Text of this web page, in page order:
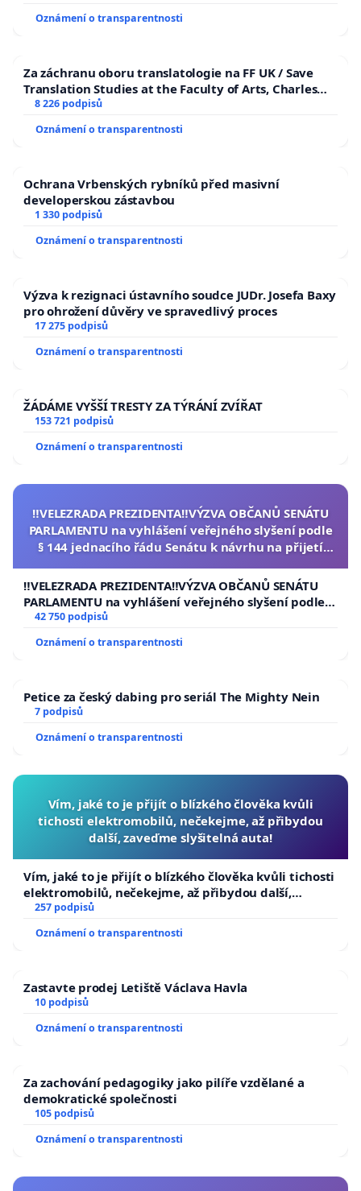
Oznámení o transparentnosti
Za záchranu oboru translatologie na FF UK / Save
Translation Studies at the Faculty of Arts, Charles
University
8 226 podpisů
Oznámení o transparentnosti
Ochrana Vrbenských rybníků před masivní
developerskou zástavbou
1 330 podpisů
Oznámení o transparentnosti
Výzva k rezignaci ústavního soudce JUDr. Josefa Baxy
pro ohrožení důvěry ve spravedlivý proces
17 275 podpisů
Oznámení o transparentnosti
ŽÁDÁME VYŠŠÍ TRESTY ZA TÝRÁNÍ ZVÍŘAT
153 721 podpisů
Oznámení o transparentnosti
‼️VELEZRADA PREZIDENTA‼️VÝZVA OBČANŮ SENÁTU
PARLAMENTU na vyhlášení veřejného slyšení podle
§ 144 jednacího řádu Senátu k návrhu na přijetí
republiky
‼️VELEZRADA PREZIDENTA‼️VÝZVA OBČANŮ SENÁTU
PARLAMENTU na vyhlášení veřejného slyšení podle §
144 jednacího řádu Senátu k návrhu na přijetí
republiky
42 750 podpisů
Oznámení o transparentnosti
Petice za český dabing pro seriál The Mighty Nein
7 podpisů
Oznámení o transparentnosti
Vím, jaké to je přijít o blízkého člověka kvůli
tichosti elektromobilů, nečekejme, až přibydou
další, zaveďme slyšitelná auta!
Vím, jaké to je přijít o blízkého člověka kvůli tichosti
elektromobilů, nečekejme, až přibydou další,
zaveďme slyšitelná auta!
257 podpisů
Oznámení o transparentnosti
Zastavte prodej Letiště Václava Havla
10 podpisů
Oznámení o transparentnosti
Za zachování pedagogiky jako pilíře vzdělané a
demokratické společnosti
105 podpisů
Oznámení o transparentnosti